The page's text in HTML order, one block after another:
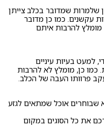
שלמרות שמדובר בכלב צייתן
עקשנים. כמו כן מדובר
מומלץ להרבות איתם
למעט בעיות עיניים
כמו כן, מומלץ לא להרבות
פרוותו העבה של הכלב.
שבוחרים אוכל שמתאים לגזע
את כל הסוגים במקום